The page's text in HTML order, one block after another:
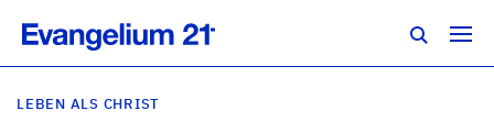
LEBEN ALS CHRIST